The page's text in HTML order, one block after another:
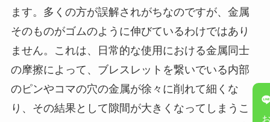
ます。多くの方が誤解されがちなのですが、金属
そのものがゴムのように伸びているわけではあり
ません。これは、日常的な使用における金属同士
の摩擦によって、ブレスレットを繋いでいる内部
のピンやコマの穴の金属が徐々に削れて細くな
り、その結果として隙間が大きくなってしまうこ